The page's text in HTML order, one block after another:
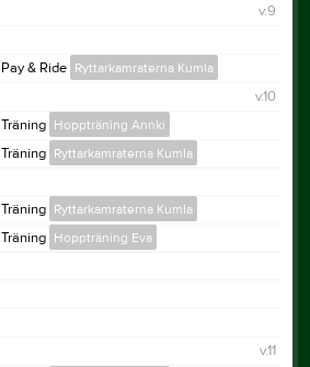
v.9
Pay & Ride Ryttarkamraterna Kumla
v.10
Träning Hoppträning Annki
Träning Ryttarkamraterna Kumla
Träning Ryttarkamraterna Kumla
Träning Hoppträning Eva
v.11